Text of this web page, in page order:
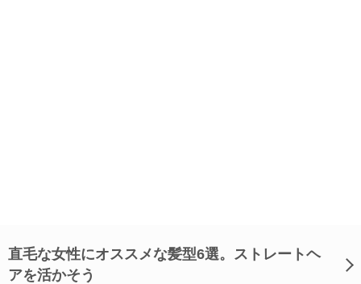
直毛な女性にオススメな髪型6選。ストレートヘ
アを活かそう